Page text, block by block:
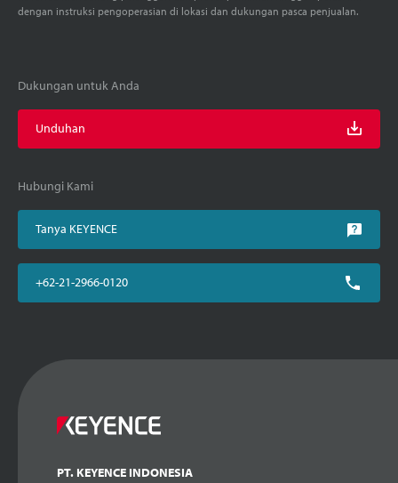
dengan instruksi pengoperasian di lokasi dan dukungan pasca penjualan.
Dukungan untuk Anda
Unduhan
Hubungi Kami
Tanya KEYENCE
+62-21-2966-0120
PT. KEYENCE INDONESIA